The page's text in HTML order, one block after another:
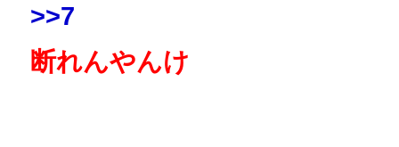
>>7
断れんやんけ